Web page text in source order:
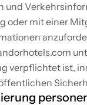
oder mit einer
ist,